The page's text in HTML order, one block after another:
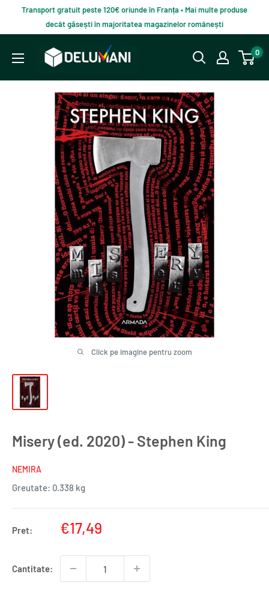
continut
Transport gratuit peste 120€ oriunde în Franța • Mai multe produse
decât găsești în majoritatea magazinelor românești
Delumani
Magazin
românesc
online
0
Click pe imagine pentru zoom
Misery (ed. 2020) - Stephen King
NEMIRA
Greutate: 0.338 kg
Pret:
Pret
€17,49
Cantitate: